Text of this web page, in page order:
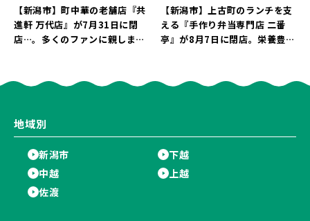
【新潟市】町中華の老舗店『共
進軒 万代店』が7月31日に閉
店…。多くのファンに親しまれ
【新潟市】上古町のランチを支
える『手作り弁当専門店 二番
亭』が8月7日に閉店。栄養豊富
地域別
新潟市
下越
中越
上越
佐渡